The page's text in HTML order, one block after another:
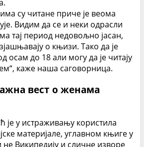
су читане приче је веома
Видим да се и неки одрасли
тај период недовољно јасан,
о књизи. Тако да је
осам до 18 али могу да је читају
каже наша саговорница.
вест о женама
је у истраживању користила
материјале, углавном књиге у
Википедију и сличне изворе